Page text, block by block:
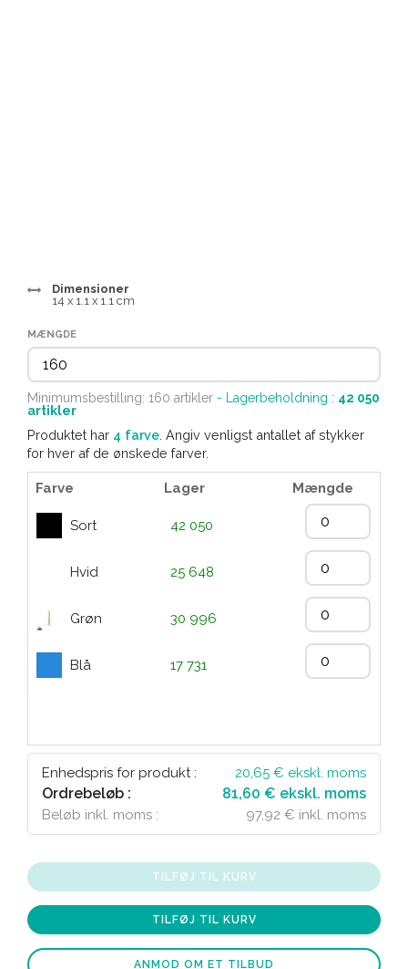
Dimensioner
14 x 1.1 x 1.1 cm
MÆNGDE
Minimumsbestilling: 160 artikler - Lagerbeholdning : 42 050
artikler
Produktet har 4 farve . Angiv venligst antallet af stykker
for hver af de ønskede farver.
Farve Lager Mængde
Sort 42 050
Hvid 25 648
Grøn 30 996
Blå 17 731
Enhedspris for produkt : 20,65 € ekskl. moms
Ordrebeløb : 81,60 € ekskl. moms
Beløb inkl. moms : 97,92 € inkl. moms
TILFØJ TIL KURV
TILFØJ TIL KURV
ANMOD OM ET TILBUD